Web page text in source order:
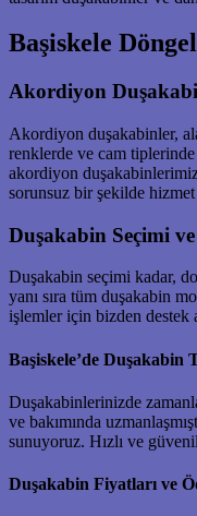
Başiskele
Akordiyon
Akordiyon duşakabinler,
renklerde ve cam
akordiyon
sorunsuz bir şekilde
Duşakabin Seçimi
Duşakabin seçimi kadar,
yanı sıra tüm duşakabin
işlemler için bizden destek
Başiskele’de Duşakabin
Duşakabinlerinizde
ve bakımında
sunuyoruz. Hızlı ve
Duşakabin Fiyatları ve